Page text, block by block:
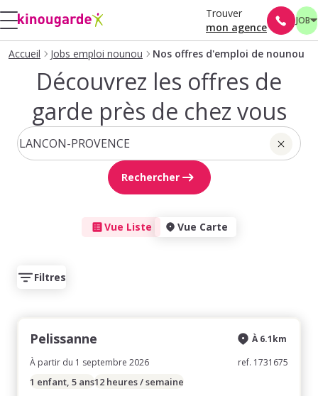
Trouver
mon agence
JOB
Accueil Jobs emploi nounou Nos offres d'emploi de nounou
Découvrez les offres de
garde près de chez vous
Rechercher
Vue Liste Vue Carte
Filtres
Pelissanne
À partir du 1 septembre 2026
À 6.1km
ref. 1731675
1 enfant, 5 ans12 heures / semaine